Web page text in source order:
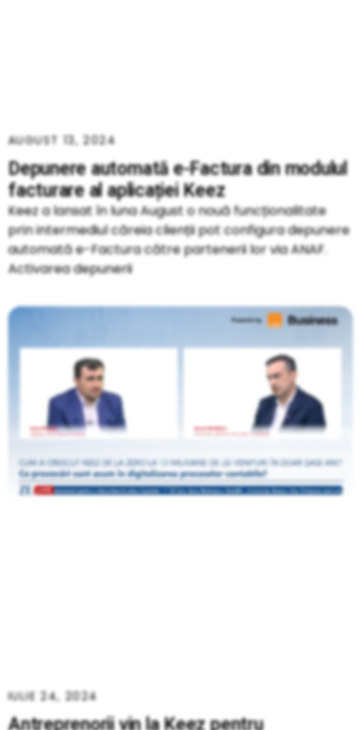
Depunere automată e-Factura din modulul
facturare al aplicației Keez
AUGUST 13, 2024
Keez a lansat în luna August o nouă funcționalitate
prin intermediul căreia clienții pot configura depunere
automată e-Factura către partenerii lor via ANAF.
Activarea depunerii
Antreprenorii vin la Keez pentru
IULIE 24, 2024